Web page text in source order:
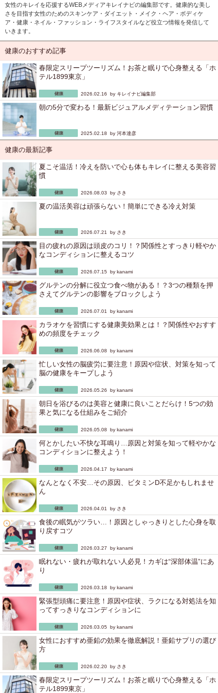
女性のキレイを応援するWEBメディアキレイナビの編集部です。健康的な美し
さを目指す女性のためのスキンケア・ダイエット・メイク・ヘア・ボディケ
ア・健康・ネイル・ファッション・ライフスタイルなど役立つ情報を発信して
いきます。
健康のおすすめ記事
春限定スリープツーリズム！お茶と眠りで心身整える「ホ
テル1899東京」
2026.02.16 by キレイナビ編集部
朝の5分で変わる！最新ビジュアルメディテーション習慣
2025.02.18 by 河本達彦
健康の最新記事
夏こそ温活！冷えを防いで心も体もキレイに整える美容習
慣
2026.08.03 by さき
夏の温活美容は頑張らない！簡単にできる冷え対策
2026.07.21 by さき
目の疲れの原因は頭皮のコリ！？関係性とすっきり軽やか
なコンディションに整えるコツ
2026.07.15 by kanami
グルテンの分解に役立つ食べ物がある！？3つの種類を押
さえてグルテンの影響をブロックしよう
2026.07.01 by kanami
カラオケを習慣にする健康美効果とは！？関係性やおすす
めの頻度をチェック
2026.06.08 by kanami
忙しい女性の脳疲労に要注意！原因や症状、対策を知って
脳の健康をキープしよう
2026.05.26 by kanami
朝日を浴びるのは美容と健康に良いことだらけ！5つの効
果と気になる仕組みをご紹介
2026.05.08 by kanami
何とかしたい不快な耳鳴り…原因と対策を知って軽やかな
コンディションに整えよう！
2026.04.17 by kanami
なんとなく不安…その原因、ビタミンD不足かもしれませ
ん
2026.04.01 by さき
食後の眠気がツラい…！原因としゃっきりとした心身を取
り戻すコツ
2026.03.27 by kanami
眠れない・疲れが取れない人必見！カギは“深部体温”にあ
り
2026.03.18 by kanami
緊張型頭痛に要注意！原因や症状、ラクになる対処法を知
ってすっきりなコンディションに
2026.03.05 by kanami
女性におすすめ亜鉛の効果を徹底解説！亜鉛サプリの選び
方
2026.02.20 by さき
春限定スリープツーリズム！お茶と眠りで心身整える「ホ
テル1899東京」